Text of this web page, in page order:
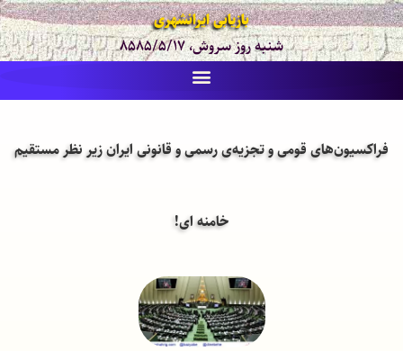
بازیابی ایرانشهری
شنبه روز سروش، ۸۵۸۵/۵/۱۷
فراکسیون‌های قومی و تجزیه‌ی رسمی و قانونی ایران زیر نظر مستقیم
خامنه ای!